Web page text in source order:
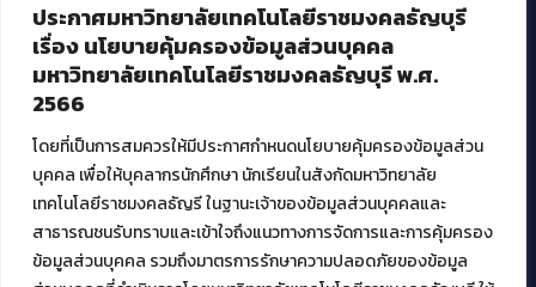
ประกาศมหาวิทยาลัยเทคโนโลยีราชมงคลธัญบุรี
เรื่อง นโยบายคุ้มครองข้อมูลส่วนบุคคล
มหาวิทยาลัยเทคโนโลยีราชมงคลธัญบุรี พ.ศ.
2566
โดยที่เป็นการสมควรให้มีประกาศกำหนดนโยบายคุ้มครองข้อมูลส่วน
บุคคล เพื่อให้บุคลากรนักศึกษา นักเรียนในสังกัดมหาวิทยาลัย
เทคโนโลยีราชมงคลธัญรี ในฐานะเจ้าของข้อมูลส่วนบุคคลและ
สาธารณชนรับทราบและเข้าใจถึงแนวทางการจัดการและการคุ้มครอง
ข้อมูลส่วนบุคคล รวมถึงมาตรการรักษาความปลอดภัยของข้อมูล
บริการอื่นๆ ของ สวส.
ศูนย์สื่อดิจิทัล
ศูนย์นวัตกรรมและความรู้
สมัยใหม่ (MoSeC)
งานบริการวิชาการให้กับหน่วยงานภายนอก